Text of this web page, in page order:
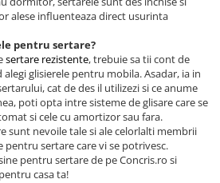
alese influenteaza direct usurinta
pentru sertare?
sertare rezistente, trebuie sa tii cont de
glisierele pentru mobila. Asadar, ia in
cat de des il utilizezi si ce anume
poti opta intre sisteme de glisare care se
si cele cu amortizor sau fara.
sunt nevoile tale si ale celorlalti membrii
pentru sertare care vi se potrivesc.
pentru sertare de pe Concris.ro si
casa ta!